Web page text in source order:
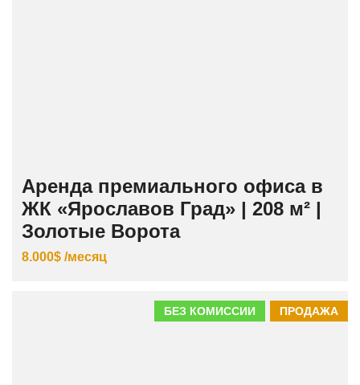
Аренда премиального офиса в
ЖК «Ярославов Град» | 208 м² |
Золотые Ворота
8.000$ /месяц
ПРОДАЖА
БЕЗ КОМИССИИ